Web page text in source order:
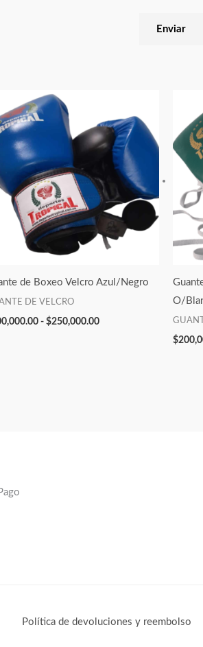
de Boxeo Velcro Azul/Negro
DE VELCRO
- $250,000.00
precios:
desde
$200,000.00
hasta
$250,000.00
O/
$
Política de devoluciones y reembolso